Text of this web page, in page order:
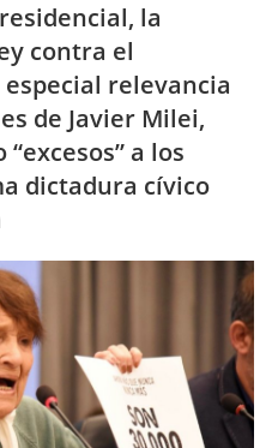
la
contra el
relevancia
de Javier Milei,
a los
dictadura cívico